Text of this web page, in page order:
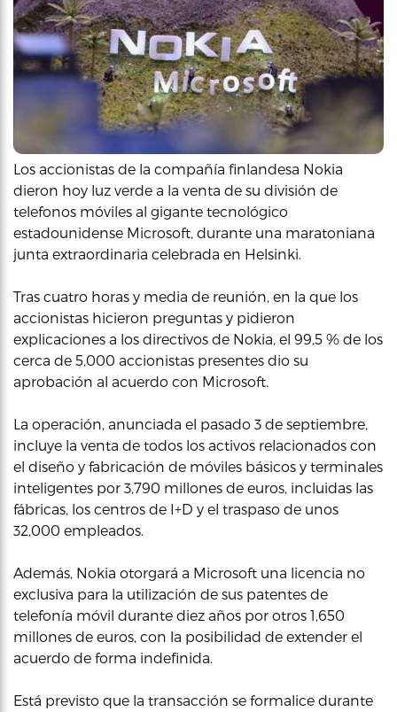
Los accionistas de la compañía finlandesa Nokia
dieron hoy luz verde a la venta de su división de
telefonos móviles al gigante tecnológico
estadounidense Microsoft, durante una maratoniana
junta extraordinaria celebrada en Helsinki.
Tras cuatro horas y media de reunión, en la que los
accionistas hicieron preguntas y pidieron
explicaciones a los directivos de Nokia, el 99,5 % de los
cerca de 5,000 accionistas presentes dio su
aprobación al acuerdo con Microsoft.
La operación, anunciada el pasado 3 de septiembre,
incluye la venta de todos los activos relacionados con
el diseño y fabricación de móviles básicos y terminales
inteligentes por 3,790 millones de euros, incluidas las
fábricas, los centros de I+D y el traspaso de unos
32,000 empleados.
Además, Nokia otorgará a Microsoft una licencia no
exclusiva para la utilización de sus patentes de
telefonía móvil durante diez años por otros 1,650
millones de euros, con la posibilidad de extender el
acuerdo de forma indefinida.
Está previsto que la transacción se formalice durante